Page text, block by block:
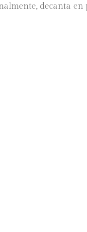
decanta en